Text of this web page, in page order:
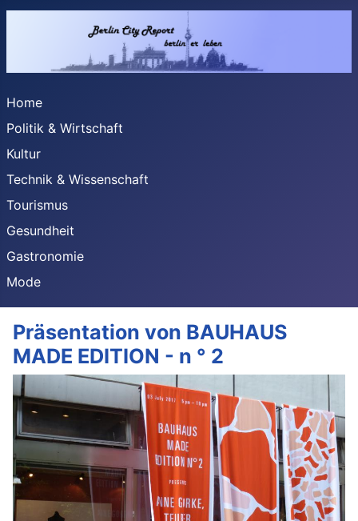
Home
Politik & Wirtschaft
Kultur
Technik & Wissenschaft
Tourismus
Gesundheit
Gastronomie
Mode
Präsentation von BAUHAUS
MADE EDITION - n ° 2